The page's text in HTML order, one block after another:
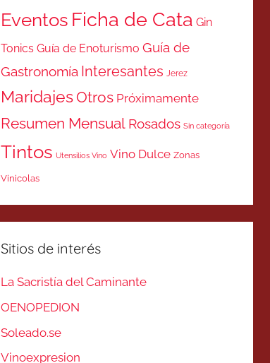
Eventos Ficha de Cata Gin
Tonics Guía de Enoturismo Guía de
Gastronomía Interesantes Jerez
MaridajesOtros Próximamente
Resumen Mensual Rosados Sin categoría
Tintos Utensilios Vino Vino Dulce Zonas
Vinicolas
Sitios de interés
La Sacristía del Caminante
OENOPEDION
Soleado.se
Vinoexpresion